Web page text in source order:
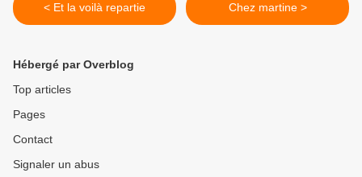
< Et la voilà repartie Chez martine >
Hébergé par Overblog
Top articles
Pages
Contact
Signaler un abus